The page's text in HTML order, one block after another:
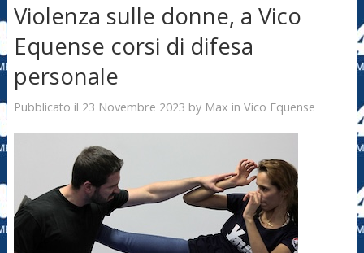
Violenza sulle donne, a Vico
Equense corsi di difesa
personale
Pubblicato il 23 Novembre 2023 by Max in Vico Equense